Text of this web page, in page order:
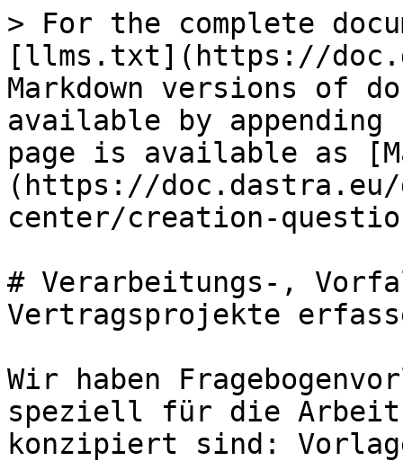
> For the complete
[llms.txt](https://
Markdown versions of
available by
page is available as
(https://
center/creation-
# Verarbeitungs-,
Vertragsprojekte
Wir haben
speziell für die Arbeit
konzipiert sind: